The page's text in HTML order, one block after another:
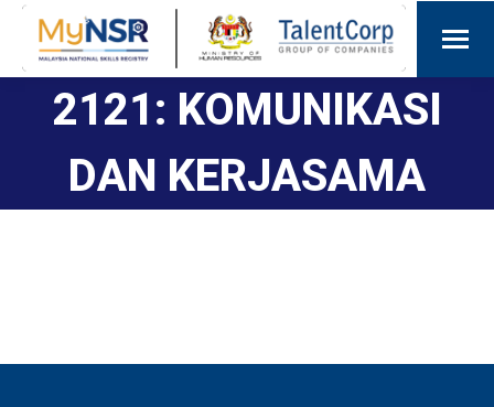
2121: KOMUNIKASI
DAN KERJASAMA